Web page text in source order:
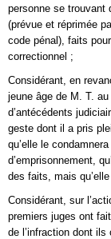
personne se trouvant
(prévue et réprimée
code pénal), faits
correctionnel ;
Considérant, en
jeune âge de M. T.
d’antécédents
geste dont il a pris
qu’elle le
d’emprisonnement,
des faits, mais
Considérant, sur
premiers juges ont
de l’infraction dont